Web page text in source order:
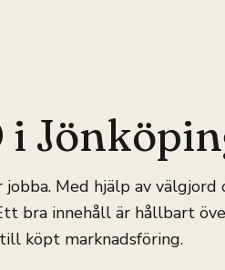
i
Med hjälp av välgjord
bra innehåll är hållbart
köpt marknadsföring.